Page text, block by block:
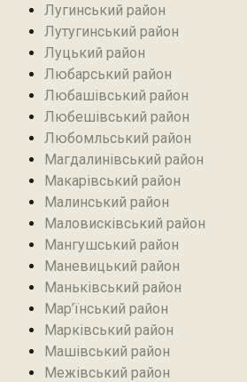
Лугинський район‎
Лутугинський район
Луцький район
Любарський район‎
Любашівський район‎
Любешівський район
Любомльський район
Магдалинівський район
Макарівський район
Малинський район
Маловисківський район
Мангушський район
Маневицький район
Маньківський район‎
Мар’їнський район‎
Марківський район
Машівський район‎
Межівський район